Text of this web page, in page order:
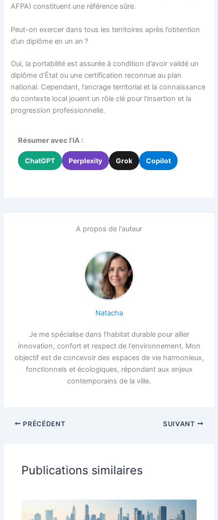
AFPA) constituent une référence sûre.
Peut-on exercer dans tous les territoires après l’obtention
d’un diplôme en un an ?
Oui, la portabilité est assurée à condition d’avoir validé un
diplôme d’État ou une certification reconnue au plan
national. Cependant, l’ancrage territorial et la connaissance
du contexte local jouent un rôle clé pour l’insertion et la
progression professionnelle.
Résumer avec l'IA :
ChatGPT Perplexity Grok Copilot
A propos de l'auteur
Natacha
Je me spécialise dans l'habitat durable pour allier
innovation, confort et respect de l'environnement. Mon
objectif est de concevoir des espaces de vie harmonieux,
fonctionnels et écologiques, répondant aux enjeux
contemporains de la ville.
PRÉCÉDENT SUIVANT
Publications similaires